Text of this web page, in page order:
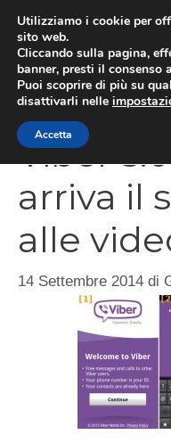
contenuto
Viber
arriva il
alle
14 Settembre 2014 di
Utilizziamo i cookie per
sito web.
Cliccando sulla pagina,
banner, presti il consenso
Puoi scoprire di più su
disattivarli nelle
Accetta